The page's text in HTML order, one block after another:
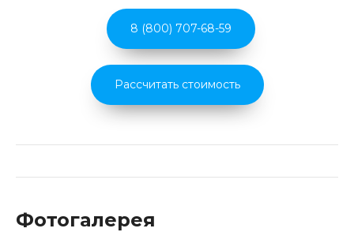
8 (800) 707-68-59
Рассчитать стоимость
Фотогалерея